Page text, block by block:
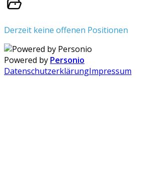
Derzeit keine offenen Positionen
Powered by Personio
DatenschutzerklärungImpressum